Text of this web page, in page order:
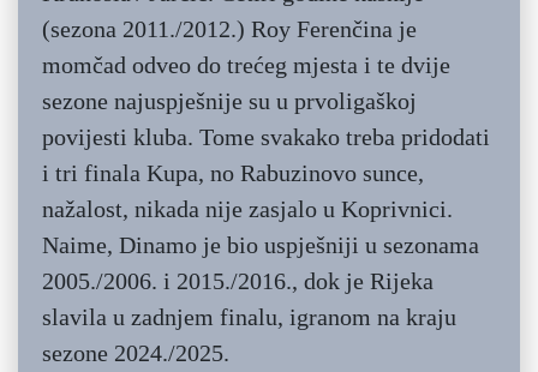
(sezona 2011./2012.) Roy Ferenčina je
momčad odveo do trećeg mjesta i te dvije
sezone najuspješnije su u prvoligaškoj
povijesti kluba. Tome svakako treba pridodati
i tri finala Kupa, no Rabuzinovo sunce,
nažalost, nikada nije zasjalo u Koprivnici.
Naime, Dinamo je bio uspješniji u sezonama
2005./2006. i 2015./2016., dok je Rijeka
slavila u zadnjem finalu, igranom na kraju
sezone 2024./2025.